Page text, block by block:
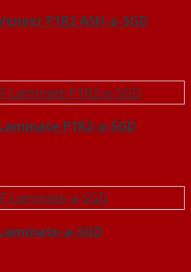
P1R2 ASH-a-SGD
P1R2-a-SGD
a-SGD